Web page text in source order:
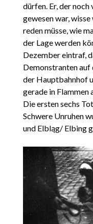
dürfen. Er, der
gewesen war,
reden müsse, wie
der Lage werden
Dezember eintraf,
Demonstranten auf
der Hauptbahnhof
gerade in Flammen
Die ersten sechs
Schwere Unruhen
und Elbląg/ Elbing